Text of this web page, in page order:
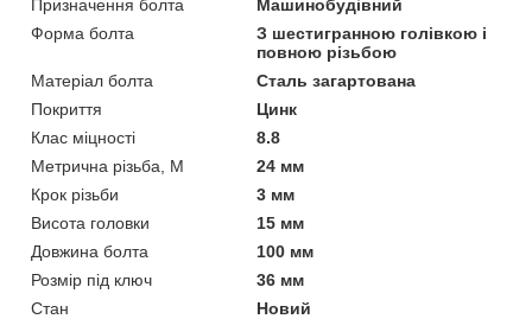
Призначення болта
Машинобудівний
Форма болта
З шестигранною голівкою і
повною різьбою
Матеріал болта
Сталь загартована
Покриття
Цинк
Клас міцності
8.8
Метрична різьба, М
24 мм
Крок різьби
3 мм
Висота головки
15 мм
Довжина болта
100 мм
Розмір під ключ
36 мм
Стан
Новий